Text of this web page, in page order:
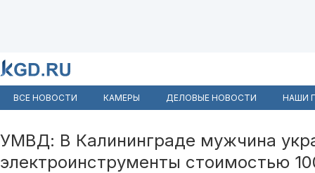
ВСЕ НОВОСТИ КАМЕРЫ ДЕЛОВЫЕ НОВОСТИ НАШИ
УМВД: В Калининграде мужчина
электроинструменты стоимостью